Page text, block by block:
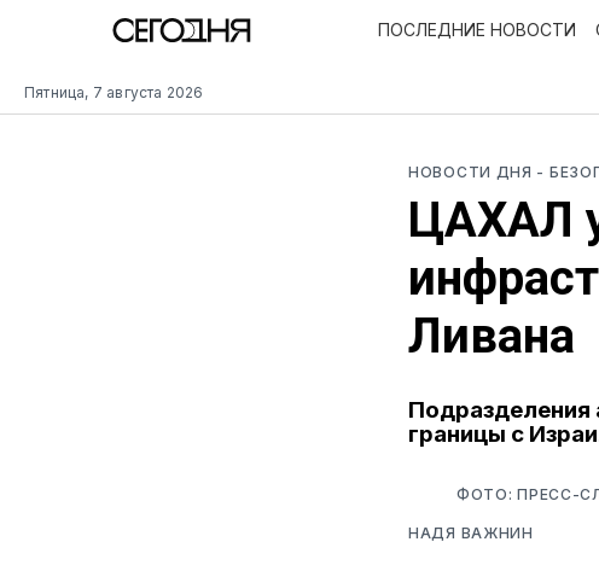
Пятница, 7 августа 2026
ПОСЛЕДНИЕ НОВОСТИ
НОВОСТИ ДНЯ -
ЦАХАЛ
Ливана
границы с
ФОТО: ПРЕСС-
НАДЯ ВАЖНИН